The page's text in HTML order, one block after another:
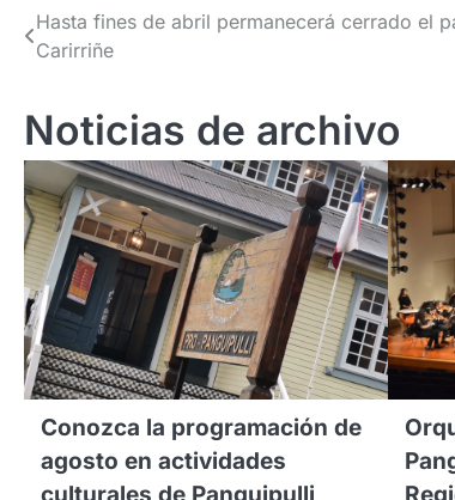
Navegación
entradas
Hasta fines de abril permanecerá cerrado el
Carirriñe
Noticias de archivo
Conozca la programación de
agosto en actividades
culturales de Panguipulli